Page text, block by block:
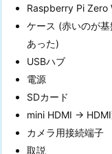
Raspberry Pi Zero
ケース (赤いのが
あった)
USBハブ
電源
SDカード
mini HDMI →
カメラ用接続端子
取説